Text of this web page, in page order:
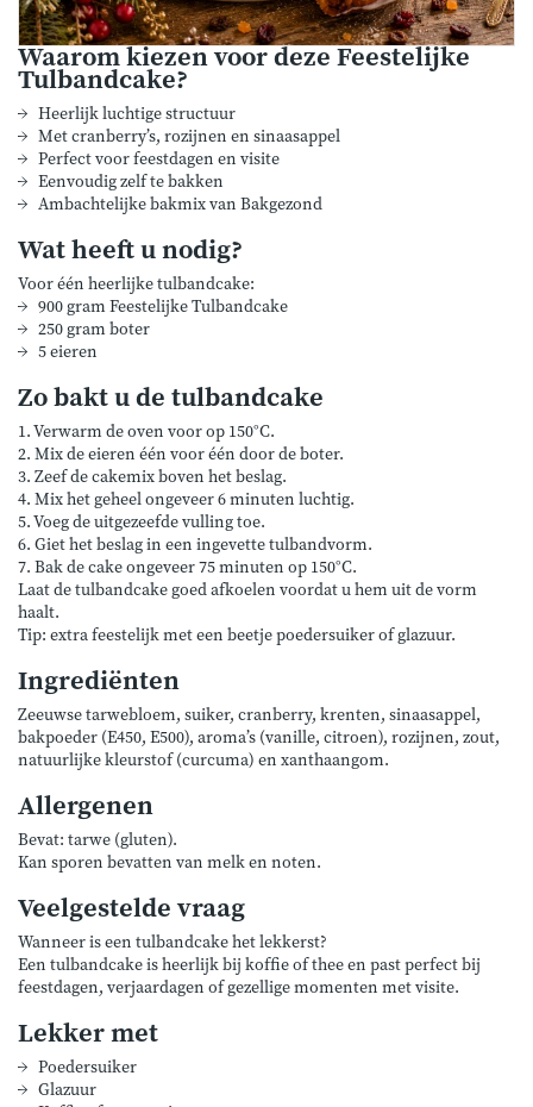
Waarom kiezen voor deze Feestelijke
Tulbandcake?
Heerlijk luchtige structuur
Met cranberry’s, rozijnen en sinaasappel
Perfect voor feestdagen en visite
Eenvoudig zelf te bakken
Ambachtelijke bakmix van Bakgezond
Wat heeft u nodig?
Voor één heerlijke tulbandcake:
900 gram Feestelijke Tulbandcake
250 gram boter
5 eieren
Zo bakt u de tulbandcake
1. Verwarm de oven voor op 150°C.
2. Mix de eieren één voor één door de boter.
3. Zeef de cakemix boven het beslag.
4. Mix het geheel ongeveer 6 minuten luchtig.
5. Voeg de uitgezeefde vulling toe.
6. Giet het beslag in een ingevette tulbandvorm.
7. Bak de cake ongeveer 75 minuten op 150°C.
Laat de tulbandcake goed afkoelen voordat u hem uit de vorm
haalt.
Tip: extra feestelijk met een beetje poedersuiker of glazuur.
Ingrediënten
Zeeuwse tarwebloem, suiker, cranberry, krenten, sinaasappel,
bakpoeder (E450, E500), aroma’s (vanille, citroen), rozijnen, zout,
natuurlijke kleurstof (curcuma) en xanthaangom.
Allergenen
Bevat: tarwe (gluten).
Kan sporen bevatten van melk en noten.
Veelgestelde vraag
Wanneer is een tulbandcake het lekkerst?
Een tulbandcake is heerlijk bij koffie of thee en past perfect bij
feestdagen, verjaardagen of gezellige momenten met visite.
Lekker met
Poedersuiker
Glazuur